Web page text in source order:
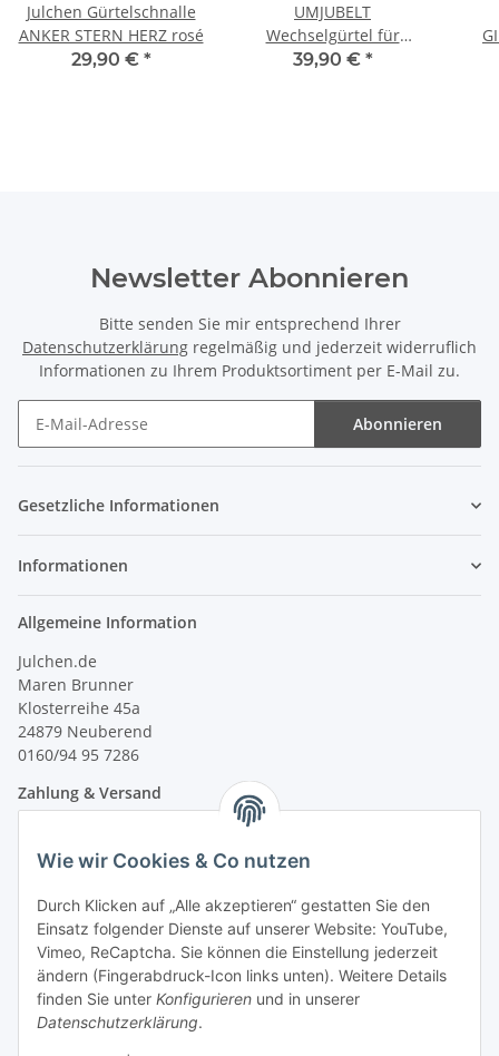
Wie wir Cookies & Co nutzen
Durch Klicken auf „Alle akzeptieren“ gestatten Sie den
Einsatz folgender Dienste auf unserer Website: YouTube,
Vimeo, ReCaptcha. Sie können die Einstellung jederzeit
ändern (Fingerabdruck-Icon links unten). Weitere Details
finden Sie unter Konfigurieren und in unserer
Datenschutzerklärung.
Julchen Gürtelschnalle
ANKER STERN HERZ rosé
29,90 € *
UMJUBELT
Wechselgürtel für
Wechselschnalle NOBEL
39,90 € *
Newsletter Abonnieren
Bitte senden Sie mir entsprechend Ihrer
Datenschutzerklärung regelmäßig und jederzeit widerruflich
Informationen zu Ihrem Produktsortiment per E-Mail zu.
Abonnieren
Gesetzliche Informationen
Informationen
Allgemeine Information
Julchen.de
Maren Brunner
Klosterreihe 45a
24879 Neuberend
0160/94 95 7286
Zahlung & Versand